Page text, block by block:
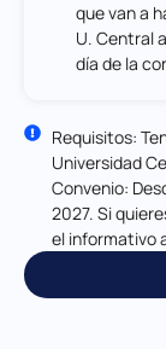
que van a
U. Central
día de la
Requisitos:
Universidad
Convenio:
2027. Si
el informativo